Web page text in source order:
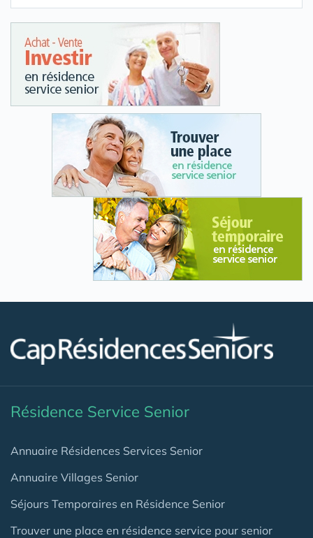
Résidence Service Senior
Annuaire Résidences Services Senior
Annuaire Villages Senior
Séjours Temporaires en Résidence Senior
Trouver une place en résidence service pour senior